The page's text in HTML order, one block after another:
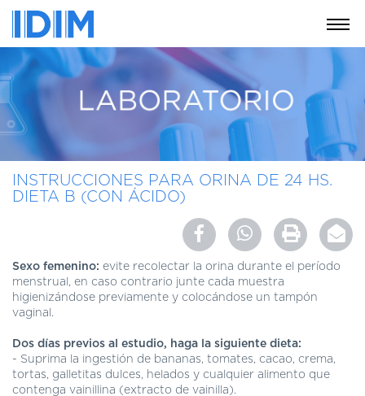
NOSOTROS
EDUCACIÓN
INSTRUCCIONES
PARA
PACIENTES
INVESTIGACIÓN
SEDES
Y
MODULO
DE
AUTOGESTIÓN
INSTRUCCIONES PARA ORINA DE 24 HS.
DIETA B (CON ÁCIDO)
Sexo femenino: evite recolectar la orina durante el período
menstrual, en caso contrario junte cada muestra
higienizándose previamente y colocándose un tampón
vaginal.
Dos d ías previos al estudio, haga la siguiente dieta:
- Suprima la ingestión de bananas, tomates, cacao, crema,
tortas, galletitas dulces, helados y cualquier alimento que
contenga vainillina (extracto de vainilla).